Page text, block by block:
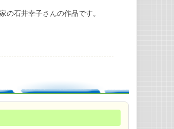
石井幸子さんの作品です。